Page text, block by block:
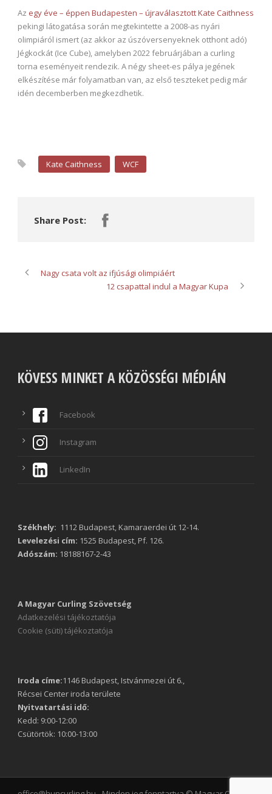
Az egy éve – éppen Budapesten – újraválasztott Kate Caithness
pekingi látogatása során megtekintette a 2008-as nyári
olimpiáról ismert (az akkor az úszóversenyeknek otthont adó)
Jégkockát (Ice Cube), amelyben 2022 februárjában a curling
torna eseményeit rendezik. A négy sheet-es pálya jegének
elkészítése már folyamatban van, az első teszteket pedig már
idén decemberben megkezdhetik.
Kate Caithness WCF
Share Post:
Nagy csata volt az ifjúsági olimpiáért
12 csapattal indul a Magyar Kupa
KÖVESS MINKET A KÖZÖSSÉGI MÉDIÁN
Facebook
Instagram
LinkedIn
Székhely: 1112 Budapest, Kamaraerdei út 12-14.
Levelezési cím: 1525 Budapest, Pf. 126.
Adószám: 18188167-2-43
A Magyar Curling Szövetség
Adatkezelési tájékoztatója
Cookie (süti) tájékoztatója
Iroda címe:1146 Budapest, Istvánmezei út 6.,
Récsei Center iroda területe
Nyitvatartási idő:
Kedd: 9:00-12:00
Csütörtök: 10:00-13:00